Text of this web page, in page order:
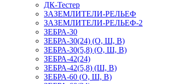
ДК-Тестер
ЗАЗЕМЛИТЕЛИ-РЕЛЬЕФ
ЗАЗЕМЛИТЕЛИ-РЕЛЬЕФ-2
ЗЕБРА-30
ЗЕБРА-30(24) (О, Ш, В)
ЗЕБРА-30(5,8) (О, Ш, В)
ЗЕБРА-42(24)
ЗЕБРА-42(5,8) (Ш, В)
ЗЕБРА-60 (О, Ш, В)